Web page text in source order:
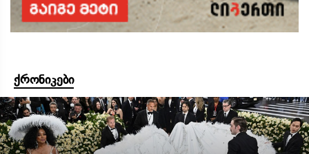
ქრონიკები